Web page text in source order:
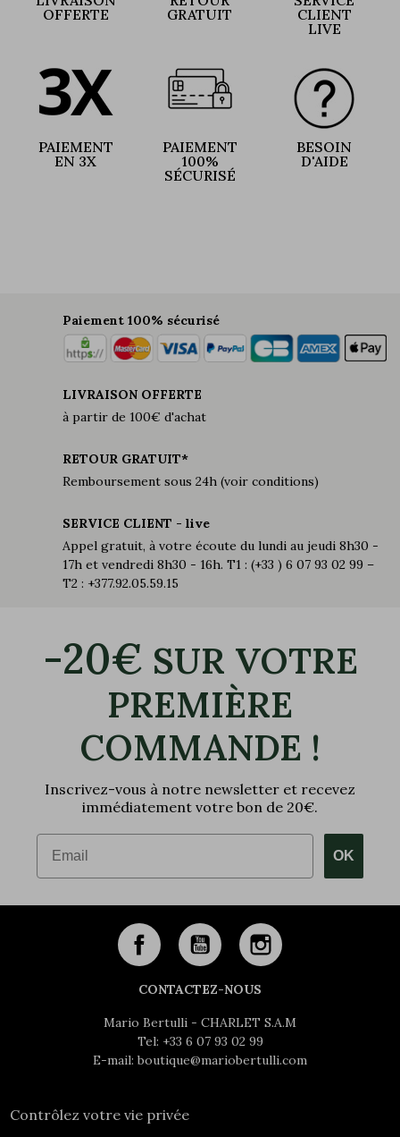
OFFERTE
GRATUIT
CLIENT
LIVE
PAIEMENT
EN 3X
PAIEMENT
100%
SÉCURISÉ
BESOIN
D'AIDE
Paiement 100% sécurisé
LIVRAISON OFFERTE
à partir de 100€ d'achat
RETOUR GRATUIT*
Remboursement sous 24h (voir conditions)
SERVICE CLIENT - live
Appel gratuit, à votre écoute du lundi au jeudi 8h30 -
17h et vendredi 8h30 - 16h. T1 : (+33 ) 6 07 93 02 99 –
T2 : +377.92.05.59.15
-20€ SUR VOTRE
PREMIÈRE
COMMANDE !
Inscrivez-vous à notre newsletter et recevez
immédiatement votre bon de 20€.
Email
OK
CONTACTEZ-NOUS
Mario Bertulli - CHARLET S.A.M
Tel: +33 6 07 93 02 99
E-mail: boutique@mariobertulli.com
Contrôlez votre vie privée